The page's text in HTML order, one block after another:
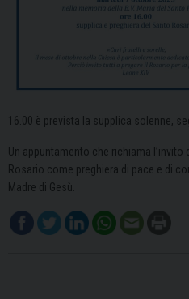
16.00 è prevista la supplica solenne,
Un appuntamento che richiama
Rosario come preghiera di pace e di
Madre di Gesù.